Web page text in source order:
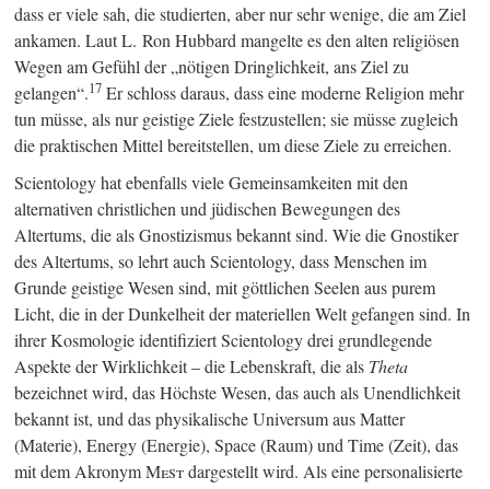
dass er viele sah, die studierten, aber nur sehr wenige, die am Ziel
ankamen. Laut L. Ron Hubbard mangelte es den alten religiösen
Wegen am Gefühl der „nötigen Dringlichkeit, ans Ziel zu
gelangen“.17 Er schloss daraus, dass eine moderne Religion mehr
tun müsse, als nur geistige Ziele festzustellen; sie müsse zugleich
die praktischen Mittel bereitstellen, um diese Ziele zu erreichen.
Scientology hat ebenfalls viele Gemeinsamkeiten mit den
alternativen christlichen und jüdischen Bewegungen des
Altertums, die als Gnostizismus bekannt sind. Wie die Gnostiker
des Altertums, so lehrt auch Scientology, dass Menschen im
Grunde geistige Wesen sind, mit göttlichen Seelen aus purem
Licht, die in der Dunkelheit der materiellen Welt gefangen sind. In
ihrer Kosmologie identifiziert Scientology drei grundlegende
Aspekte der Wirklichkeit – die Lebenskraft, die als Theta
bezeichnet wird, das Höchste Wesen, das auch als Unendlichkeit
bekannt ist, und das physikalische Universum aus Matter
(Materie), Energy (Energie), Space (Raum) und Time (Zeit), das
mit dem Akronym Mestdargestellt wird. Als eine personalisierte